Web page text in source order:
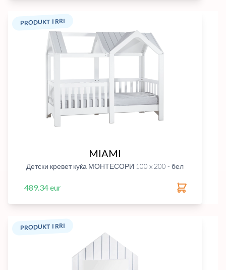
PRODUKT I RRI
MIAMI
Детски кревет куќа МОНТЕСОРИ 100 x 200 - бел
489.34 eur
PRODUKT I RRI